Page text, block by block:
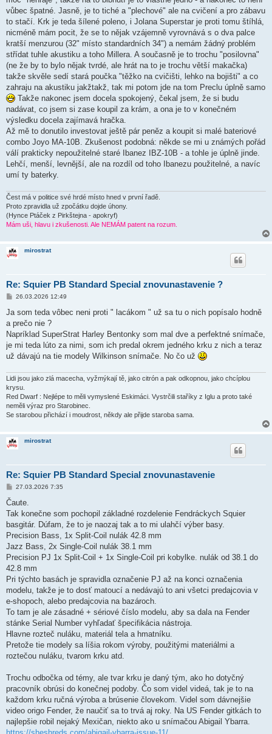
vůbec špatné. Jasně, je to tiché a "plechové" ale na cvičení a pro zábavu
to stačí. Krk je teda šílené poleno, i Jolana Superstar je proti tomu štíhlá,
nicméně mám pocit, že se to nějak vzájemně vyrovnává s o dva palce
kratší menzurou (32" místo standardních 34") a nemám žádný problém
střídat tuhle akustiku a toho Millera. A současně je to trochu "posilovna"
(ne že by to bylo nějak tvrdé, ale hrát na to je trochu větší makačka)
takže skvěle sedí stará poučka "těžko na cvičišti, lehko na bojišti" a co
zahraju na akustiku jakžtakž, tak mi potom jde na tom Preclu úplně samo
Takže nakonec jsem docela spokojený, čekal jsem, že si budu
nadávat, co jsem si zase koupil za krám, a ona je to v konečném
výsledku docela zajímavá hračka.
Až mě to donutilo investovat ještě pár peněz a koupit si malé bateriové
combo Joyo MA-10B. Zkušenost podobná: někde se mi u známých pořád
válí prakticky nepoužitelné staré Ibanez IBZ-10B - a tohle je úplně jinde.
Lehčí, menší, levnější, ale na rozdíl od toho Ibanezu použitelné, a navíc
umí ty baterky.
Čest má v politice své hrdé místo hned v první řadě.
Proto zpravidla už zpočátku dojde úhony.
(Hynce Ptáček z Pirkštejna - apokryf)
Mám uši, hlavu i zkušenosti. Ale NEMÁM patent na rozum.
mirostrat
Re: Squier PB Standard Special znovunastavenie ?
P
í
p
ě
v
e
k
26.03.2026 12:49
Ja som teda vôbec neni proti " lacákom " už sa tu o nich popísalo hodně
a prečo nie ?
Napríklad SuperStrat Harley Bentonky som mal dve a perfektné snímače,
je mi teda lúto za nimi, som ich predal okrem jedného krku z nich a teraz
už dávajú na tie modely Wilkinson snímače. No čo už
Lidi jsou jako zlá macecha, vyžmýkají tě, jako citrón a pak odkopnou, jako chcíplou
krysu.
Red Dwarf : Nejlépe to měli vymyslené Eskimáci. Vystrčili staříky z Iglu a proto také
neměli výraz pro Starobinec.
Se starobou přichází i moudrost, někdy ale přijde staroba sama.
mirostrat
Re: Squier PB Standard Special znovunastavenie
P
í
p
ě
e
k
27.03.2026 7:35
Čaute.
Tak konečne som pochopil základné rozdelenie Fendráckych Squier
basgitár. Dúfam, že to je naozaj tak a to mi ulahčí výber basy.
Precision Bass, 1x Split-Coil nulák 42.8 mm
Jazz Bass, 2x Single-Coil nulák 38.1 mm
Precision PJ 1x Split-Coil + 1x Single-Coil pri kobylke. nulák od 38.1 do
42.8 mm
Pri týchto basách je spravidla označenie PJ až na konci označenia
modelu, takže je to dosť matoucí a nedávajú to ani všetci predajcovia v
e-shopoch, alebo predajcovia na bazároch.
To tam je ale zásadné + sériové číslo modelu, aby sa dala na Fender
stánke Serial Number vyhľadať špecifikácia nástroja.
Hlavne rozteč nuláku, materiál tela a hmatníku.
Pretože tie modely sa líšia rokom výroby, použitými materiálmi a
roztečou nuláku, tvarom krku atd.
Trochu odbočka od témy, ale tvar krku je daný tým, ako ho dotyčný
pracovník obrúsi do konečnej podoby. Čo som videl videá, tak je to na
každom krku ručná výroba a brúsenie človekom. Videl som dávnejšie
video origo Fender, že naučiť sa to trvá aj roky. Na US Fender gitkách to
najlepšie robil nejaký Mexičan, niekto ako u snímačou Abigail Ybarra.